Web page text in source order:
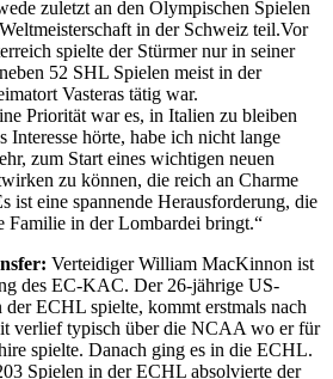
zuletzt an den Olympischen Spielen
in der Schweiz teil.Vor
spielte der Stürmer nur in seiner
52 SHL Spielen meist in der
Vasteras tätig war.
Priorität war es, in Italien zu bleiben
hörte, habe ich nicht lange
zum Start eines wichtigen neuen
zu können, die reich an Charme
ist eine spannende Herausforderung, die
Familie in der Lombardei bringt.“
Verteidiger William MacKinnon ist
des EC-KAC. Der 26-jährige US-
ECHL spielte, kommt erstmals nach
verlief typisch über die NCAA wo er für
spielte. Danach ging es in die ECHL.
Spielen in der ECHL absolvierte der